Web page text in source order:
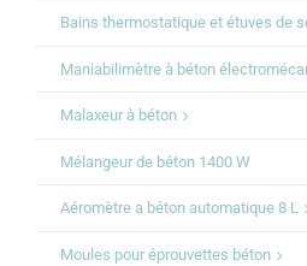
Bains thermostatique et étuves de
Maniabilimètre à béton
Malaxeur à béton
Mélangeur de béton 1400 W
Aéromètre a béton automatique 8 L
Moules pour éprouvettes béton